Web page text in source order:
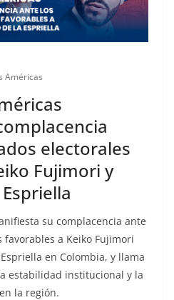
Américas
electorales
Fujimori y
su complacencia ante
a Keiko Fujimori
en Colombia, y llama
estabilidad institucional y la
la región.